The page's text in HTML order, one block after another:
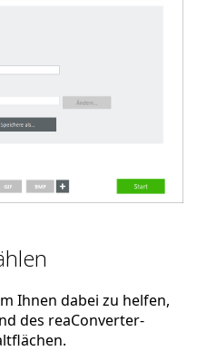
Ihnen dabei zu helfen,
des reaConverter-